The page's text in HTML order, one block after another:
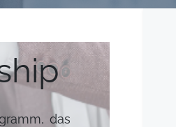
das